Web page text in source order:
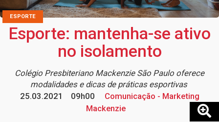
ESPORTE
Esporte: mantenha-se ativo
no isolamento
Colégio Presbiteriano Mackenzie São Paulo oferece
modalidades e dicas de práticas esportivas
25.03.2021
09h00
Comunicação - Marketing
Mackenzie